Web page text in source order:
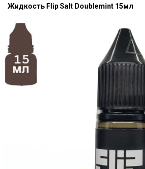
Жидкость Flip Salt Doublemint 15мл